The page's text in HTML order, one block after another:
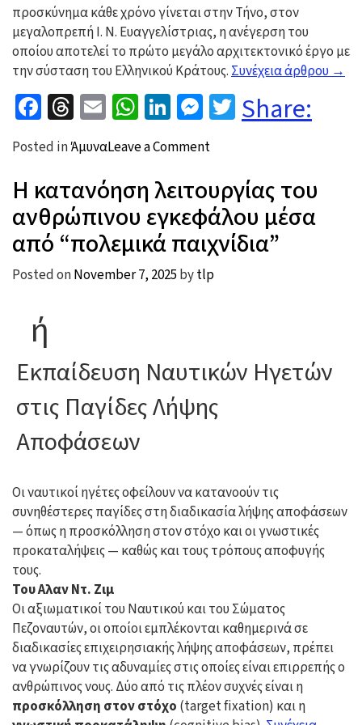
προσκύνημα κάθε χρόνο γίνεται στην Τήνο, στον
μεγαλοπρεπή Ι. Ν. Ευαγγελίστριας, η ανέγερση του
οποίου αποτελεί το πρώτο μεγάλο αρχιτεκτονικό έργο με
την σύσταση του Ελληνικού Κράτους. Συνέχεια άρθρου “Δεν
→
Facebook
Threads
EmailWhatsApp
LinkedIn
Messenger
Twitter
Share:
Posted inΆμυναLeave a Commenton
ήταν
μόνο
η
“Έλλη”
Η κατανόηση λειτουργίας του
ανθρώπινου εγκεφάλου μέσα
από “πολεμικά παιχνίδια”
Posted onNovember 7, 2025 bytlp
ή
Εκπαίδευση Ναυτικών Ηγετών
στις Παγίδες Λήψης
Αποφάσεων
Οι ναυτικοί ηγέτες οφείλουν να κατανοούν τις
συνηθέστερες παγίδες στη διαδικασία λήψης αποφάσεων
— όπως η προσκόλληση στον στόχο και οι γνωστικές
προκαταλήψεις — καθώς και τους τρόπους αποφυγής
τους.
Του Αλαν Ντ. Ζιμ
Οι αξιωματικοί του Ναυτικού και του Σώματος
Πεζοναυτών, οι οποίοι εμπλέκονται καθημερινά σε
διαδικασίες επιχειρησιακής λήψης αποφάσεων, πρέπει
να γνωρίζουν τις αδυναμίες στις οποίες είναι επιρρεπής ο
ανθρώπινος νους. Δύο από τις πλέον συχνές είναι η
προσκόλληση στον στόχο (target fixation) και η